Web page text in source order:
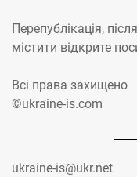
Перепублікація,
містити відкрите
Всі права захищено
©ukraine-is.com
ukraine-is@ukr.net